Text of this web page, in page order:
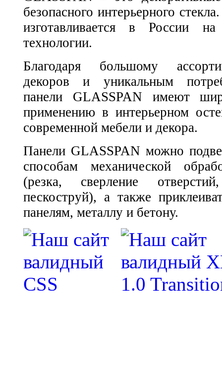
безопасного интерьерного
изготавливается в России
технологии.
Благодаря большому
декоров и уникальным
панели GLASSPAN имеют
применению в интерьерном
современной мебели и декора.
Панели GLASSPAN можно
способам механической
(резка, сверление
пескоструй), а также
панелям, металлу и бетону.